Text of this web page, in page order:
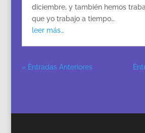
diciembre, y también hemos
que yo trabajo a tiempo…
leer más…
« Entradas Anteriores